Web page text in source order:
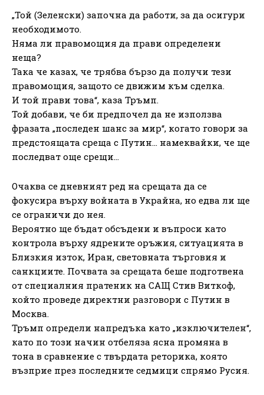
„Той (Зеленски) започна да работи, за да осигури
необходимото.
Няма ли правомощия да прави определени
неща?
Така че казах, че трябва бързо да получи тези
правомощия, защото се движим към сделка.
И той прави това“, каза Тръмп.
Той добави, че би предпочел да не използва
фразата „последен шанс за мир“, когато говори за
предстоящата среща с Путин… намеквайки, че ще
последват още срещи…
Очаква се дневният ред на срещата да се
фокусира върху войната в Украйна, но едва ли ще
се ограничи до нея.
Вероятно ще бъдат обсъдени и въпроси като
контрола върху ядрените оръжия, ситуацията в
Близкия изток, Иран, световната търговия и
санкциите. Почвата за срещата беше подготвена
от специалния пратеник на САЩ Стив Виткоф,
който проведе директни разговори с Путин в
Москва.
Тръмп определи напредъка като „изключителен“,
като по този начин отбеляза ясна промяна в
тона в сравнение с твърдата реторика, която
възприе през последните седмици спрямо Русия.